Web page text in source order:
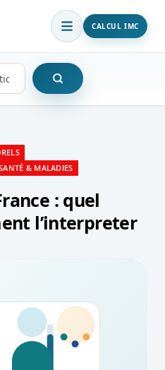
CALCUL IMC
& MALADIES
: quel
l’interpreter